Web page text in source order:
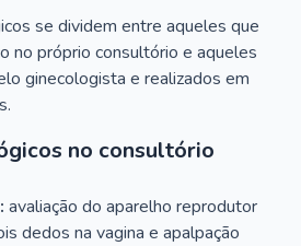
se dividem entre aqueles que
no próprio consultório e aqueles
ginecologista e realizados em
no consultório
avaliação do aparelho reprodutor
dedos na vagina e apalpação